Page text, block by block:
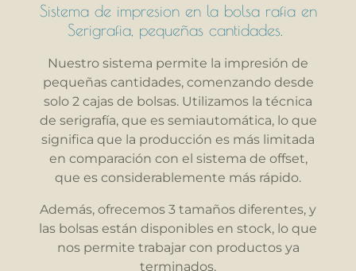
Sistema de impresion en la bolsa rafia en
Serigrafia, pequeñas cantidades.
Nuestro sistema permite la impresión de
pequeñas cantidades, comenzando desde
solo 2 cajas de bolsas. Utilizamos la técnica
de serigrafía, que es semiautomática, lo que
significa que la producción es más limitada
en comparación con el sistema de offset,
que es considerablemente más rápido.
Además, ofrecemos 3 tamaños diferentes, y
las bolsas están disponibles en stock, lo que
nos permite trabajar con productos ya
terminados.